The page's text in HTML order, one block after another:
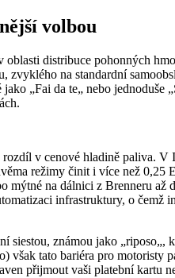
volbou
distribuce pohonných
na standardní
„Fai da te„ nebo jednoduše
v cenové hladině paliva. V
režimy činit i více než 0,25
mýtné na dálnici z Brenneru až
infrastruktury, o čemž
známou jako „riposo„,
však tato bariéra pro
přijmout vaši platební